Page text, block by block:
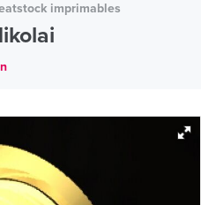
imprimables